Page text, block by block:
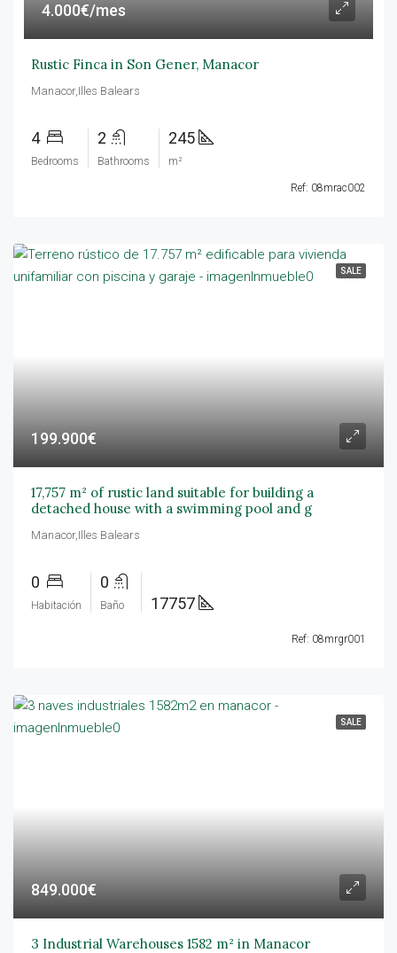
4.000€/mes
Rustic Finca in Son Gener, Manacor
Manacor,Illes Balears
4
Bedrooms
2
Bathrooms
245
m²
Ref: 08mrac002
SALE
199.900€
17,757 m² of rustic land suitable for building a
detached house with a swimming pool and g
Manacor,Illes Balears
0
Habitación
0
Baño 17757
Ref: 08mrgr001
SALE
849.000€
3 Industrial Warehouses 1582 m² in Manacor